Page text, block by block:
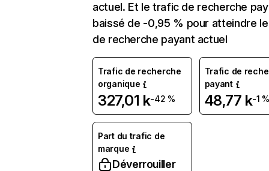
actuel. Et le trafic de recherche
baissé de -0,95 % pour atteindre
de recherche payant actuel
Trafic de recherche
organique
327,01 k-42 %
Trafic de
payant
48,77 k-1
Part du trafic de
marque
Déverrouiller